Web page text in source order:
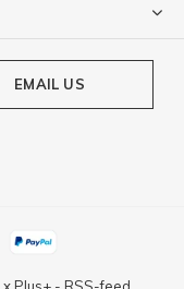
EMAIL US